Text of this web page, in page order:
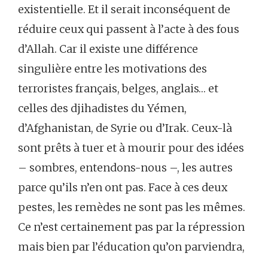
existentielle. Et il serait inconséquent de
réduire ceux qui passent à l’acte à des fous
d’Allah. Car il existe une différence
singulière entre les motivations des
terroristes français, belges, anglais… et
celles des djihadistes du Yémen,
d’Afghanistan, de Syrie ou d’Irak. Ceux-là
sont prêts à tuer et à mourir pour des idées
– sombres, entendons-nous –, les autres
parce qu’ils n’en ont pas. Face à ces deux
pestes, les remèdes ne sont pas les mêmes.
Ce n’est certainement pas par la répression
mais bien par l’éducation qu’on parviendra,